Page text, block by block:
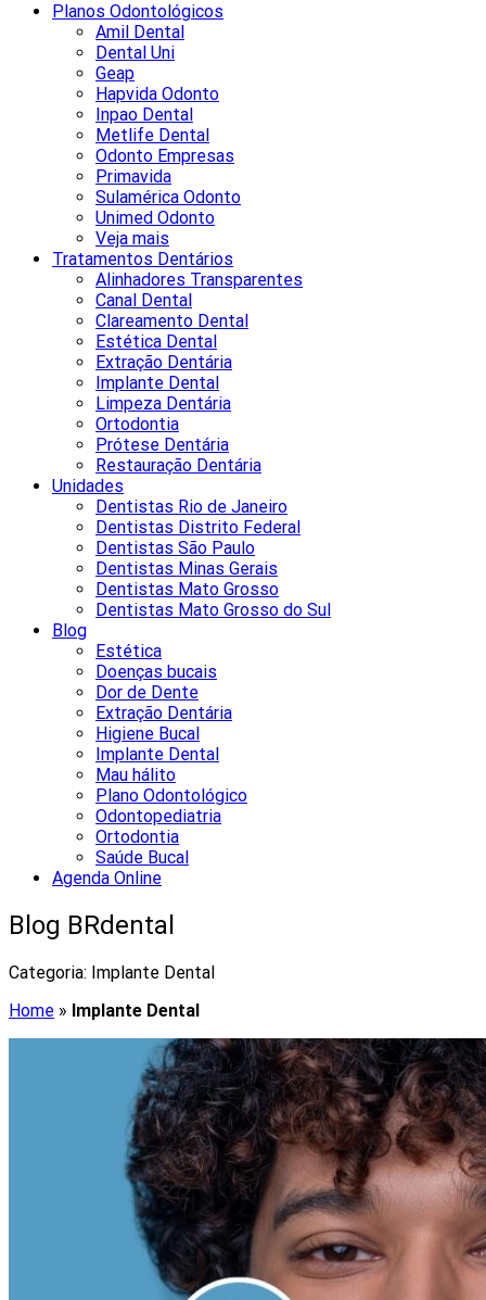
Planos Odontológicos
Amil Dental
Dental Uni
Geap
Hapvida Odonto
Inpao Dental
Metlife Dental
Odonto Empresas
Primavida
Sulamérica Odonto
Unimed Odonto
Veja mais
Tratamentos Dentários
Alinhadores Transparentes
Canal Dental
Clareamento Dental
Estética Dental
Extração Dentária
Implante Dental
Limpeza Dentária
Ortodontia
Prótese Dentária
Restauração Dentária
Unidades
Dentistas Rio de Janeiro
Dentistas Distrito Federal
Dentistas São Paulo
Dentistas Minas Gerais
Dentistas Mato Grosso
Dentistas Mato Grosso do Sul
Blog
Estética
Doenças bucais
Dor de Dente
Extração Dentária
Higiene Bucal
Implante Dental
Mau hálito
Plano Odontológico
Odontopediatria
Ortodontia
Saúde Bucal
Agenda Online
Blog BRdental
Categoria: Implante Dental
Home » Implante Dental